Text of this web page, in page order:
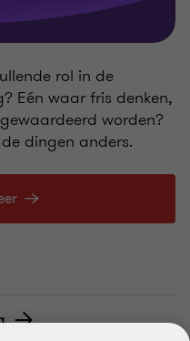
rol in de
Eén waar fris denken,
worden?
dingen anders.